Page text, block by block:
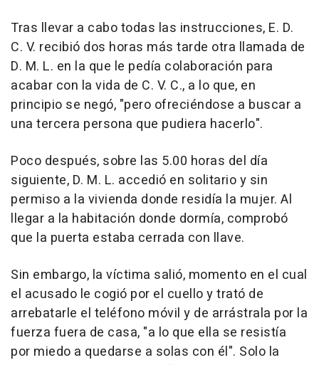
Tras llevar a cabo todas las instrucciones, E. D.
C. V. recibió dos horas más tarde otra llamada de
D. M. L. en la que le pedía colaboración para
acabar con la vida de C. V. C., a lo que, en
principio se negó, "pero ofreciéndose a buscar a
una tercera persona que pudiera hacerlo".
Poco después, sobre las 5.00 horas del día
siguiente, D. M. L. accedió en solitario y sin
permiso a la vivienda donde residía la mujer. Al
llegar a la habitación donde dormía, comprobó
que la puerta estaba cerrada con llave.
Sin embargo, la víctima salió, momento en el cual
el acusado le cogió por el cuello y trató de
arrebatarle el teléfono móvil y de arrástrala por la
fuerza fuera de casa, "a lo que ella se resistía
por miedo a quedarse a solas con él". Solo la